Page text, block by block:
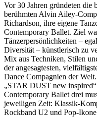
Vor 30 Jahren gründeten die
berühmten Alvin Ailey-
Richardson, ihre eigene
Contemporary Ballet. Ziel
Tänzerpersönlichkeiten –
Diversität – künstlerisch zu
Mix aus Techniken, Stilen
der angesagtesten,
Dance Compagnien der
„STAR DUST new
Contemporary Ballet drei
jeweiligen Zeit: Klassik-
Rockband U2 und Pop-